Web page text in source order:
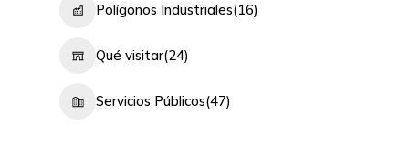
Polígonos Industriales(16)
Qué visitar(24)
Servicios Públicos(47)